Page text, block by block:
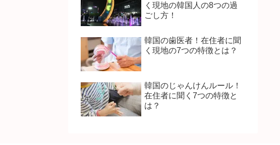
く現地の韓国人の8つの過
ごし方！
韓国の歯医者！在住者に聞
く現地の7つの特徴とは？
韓国のじゃんけんルール！
在住者に聞く7つの特徴と
は？